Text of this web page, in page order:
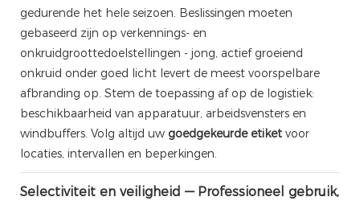
gedurende het hele seizoen. Beslissingen moeten
gebaseerd zijn op verkennings- en
onkruidgroottedoelstellingen - jong, actief groeiend
onkruid onder goed licht levert de meest voorspelbare
afbranding op. Stem de toepassing af op de logistiek:
beschikbaarheid van apparatuur, arbeidsvensters en
windbuffers. Volg altijd uw goedgekeurde etiket voor
locaties, intervallen en beperkingen.
Selectiviteit en veiligheid — Professioneel gebruik,